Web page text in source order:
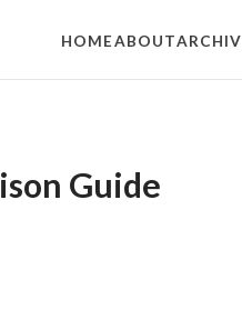
HOMEABOUTARCHIV
Guide